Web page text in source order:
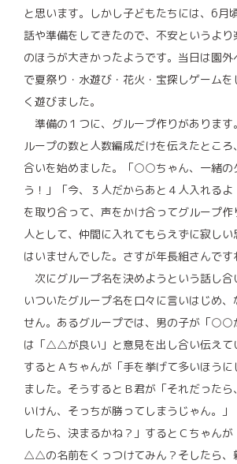
と思います。しかし子どもたちには、6月
話や準備をしてきたので、不安というより
のほうが大きかったようです。当日は園外
で夏祭り・水遊び・花火・宝探しゲーム
く遊びました。
準備の１つに、グループ作りがあります
ループの数と人数編成だけを伝えたとこ
合いを始めました。「○○ちゃん、一緒の
う！」「今、３人だからあと４人入れる
を取り合って、声をかけ合ってグループ
人として、仲間に入れてもらえずに寂し
はいませんでした。さすが年長組さんで
次にグループ名を決めようという話し合
いついたグループ名を口々に言いはじめ
せん。あるグループでは、男の子が「○○
は「△△が良い」と意見を出し合い伝えて
するとＡちゃんが「手を挙げて多いほう
ました。そうするとＢ君が「それだった
いけん、そっちが勝ってしまうじゃん。
したら、決まるかね？」するとＣちゃん
△△の名前をくっつけてみん？そしたら、